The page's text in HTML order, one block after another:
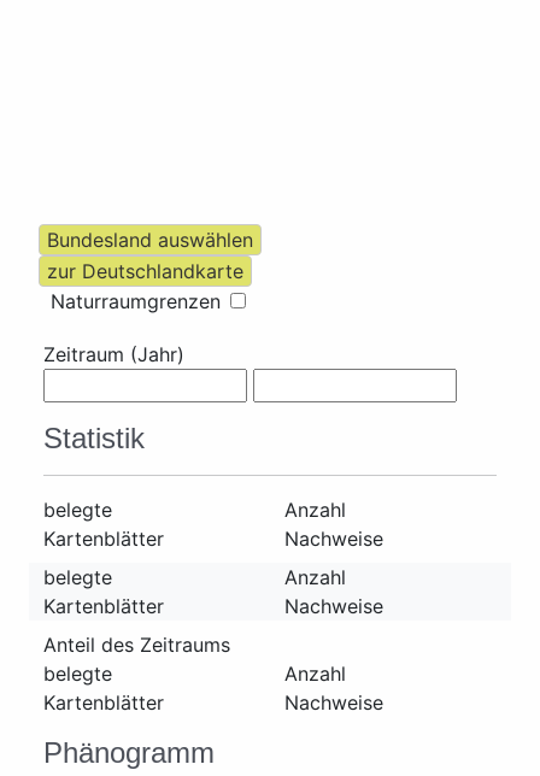
Naturraumgrenzen
Zeitraum (Jahr)
Statistik
belegte
Kartenblätter
Anzahl
Nachweise
belegte
Kartenblätter
Anzahl
Nachweise
Anteil des Zeitraums
belegte
Kartenblätter
Anzahl
Nachweise
Phänogramm